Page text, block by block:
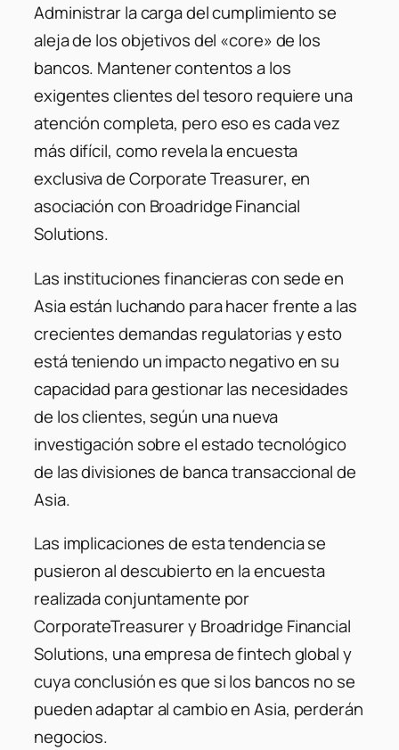
Administrar la carga del cumplimiento se
aleja de los objetivos del «core» de los
bancos. Mantener contentos a los
exigentes clientes del tesoro requiere una
atención completa, pero eso es cada vez
más difícil, como revela la encuesta
exclusiva de Corporate Treasurer, en
asociación con Broadridge Financial
Solutions.
Las instituciones financieras con sede en
Asia están luchando para hacer frente a las
crecientes demandas regulatorias y esto
está teniendo un impacto negativo en su
capacidad para gestionar las necesidades
de los clientes, según una nueva
investigación sobre el estado tecnológico
de las divisiones de banca transaccional de
Asia.
Las implicaciones de esta tendencia se
pusieron al descubierto en la encuesta
realizada conjuntamente por
CorporateTreasurer y Broadridge Financial
Solutions, una empresa de fintech global y
cuya conclusión es que si los bancos no se
pueden adaptar al cambio en Asia, perderán
negocios.